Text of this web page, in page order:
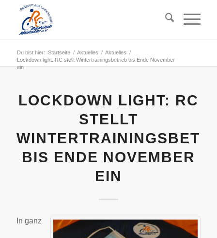
Du bist hier: Startseite / Aktuelles / Aktuelles /
Lockdown light: RC stellt Wintertrainingsbetrieb bis Ende November
ein
LOCKDOWN LIGHT: RC
STELLT
BIS ENDE NOVEMBER
EIN
In ganz